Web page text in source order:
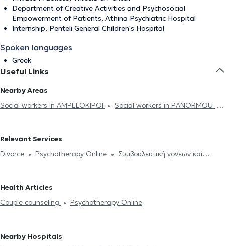
Department of Creative Activities and Psychosocial
Empowerment of Patients, Athina Psychiatric Hospital
Internship, Penteli General Children's Hospital
Spoken languages
Greek
Useful Links
Nearby Areas
Social workers in AMPELOKIPOI
Social workers in PANORMOU
Social workers in KESARIANI
workers in YMMITOS
Social workers in PETRALONA
Social
Relevant Services
Divorce
Psychotherapy Online
Συμβουλευτική γονέων και
counseling
Psycotherapy LGBTQ
Health Articles
Couple counseling
Psychotherapy Online
Nearby Hospitals